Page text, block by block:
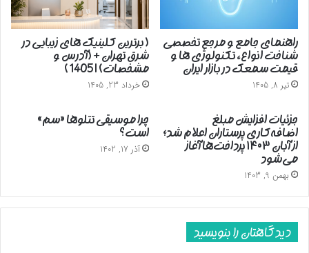
راهنمای جامع و مرجع تخصصی
شناخت انواع، تکنولوژی ها و
قیمت سمعک در بازار ایران
تیر 8, 1405
( برترین کلینیک های زیبایی در
شرق تهران + (آدرس و
مشخصات) | 1405 )
خرداد 23, 1405
جزئیات افزایش مبلغ
اضافه‌کاری پرستاران اعلام شد؛
از آبان ۱۴۰۳ پرداخت‌ها آغاز
می‌شود
بهمن 9, 1403
چرا موسیقی تتلوها «سم»
است؟
آذر 17, 1402
دیدگاهتان را بنویسید